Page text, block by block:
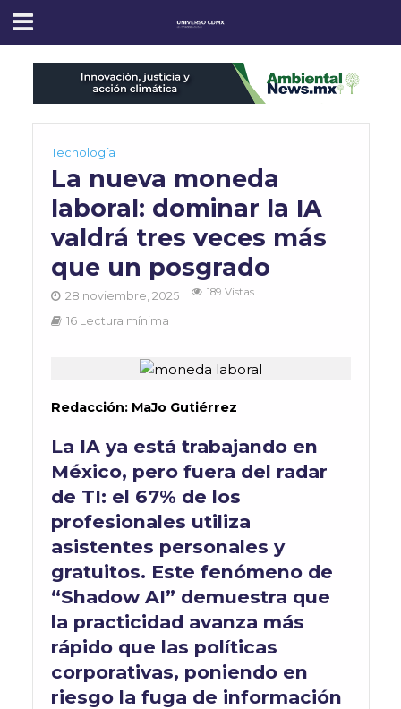
Tecnología
La nueva moneda
laboral: dominar la IA
valdrá tres veces más
que un posgrado
28 noviembre, 2025 189 Vistas
16 Lectura mínima
Redacción: MaJoGutiérrez
La IA ya está trabajando en
México, pero fuera del radar
de TI: el 67% de los
profesionales utiliza
asistentes personales y
gratuitos. Este fenómeno de
“Shadow AI” demuestra que
la practicidad avanza más
rápido que las políticas
corporativas, poniendo en
riesgo la fuga de información